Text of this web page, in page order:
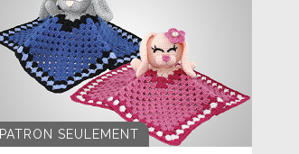
PATRON SEULEMENT